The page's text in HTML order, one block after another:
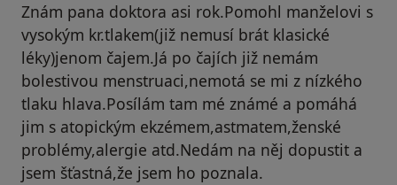
Znám pana doktora asi rok.Pomohl manželovi s
vysokým kr.tlakem(již nemusí brát klasické
léky)jenom čajem.Já po čajích již nemám
bolestivou menstruaci,nemotá se mi z nízkého
tlaku hlava.Posílám tam mé známé a pomáhá
jim s atopickým ekzémem,astmatem,ženské
problémy,alergie atd.Nedám na něj dopustit a
jsem šťastná,že jsem ho poznala.